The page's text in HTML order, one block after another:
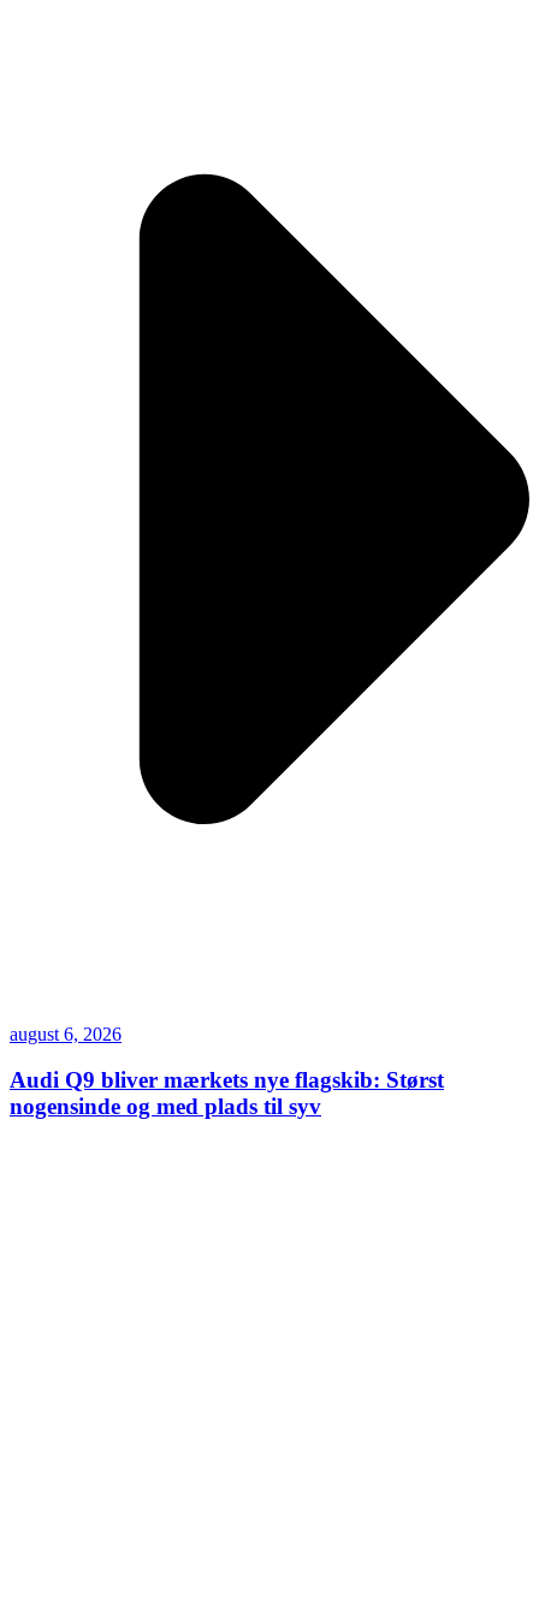
august 6, 2026
Audi Q9 bliver mærkets nye flagskib: Størst
nogensinde og med plads til syv